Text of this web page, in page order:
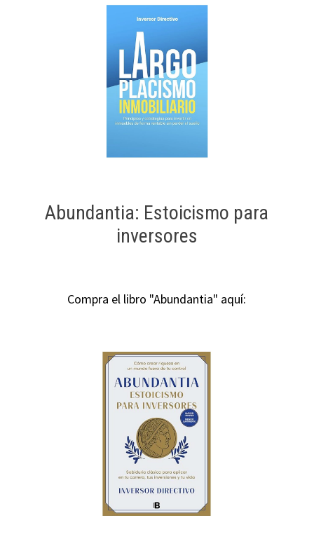
Abundantia: Estoicismo para
inversores
Compra el libro "Abundantia" aquí: